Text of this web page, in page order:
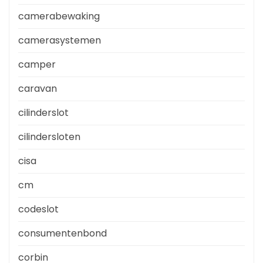
camerabewaking
camerasystemen
camper
caravan
cilinderslot
cilindersloten
cisa
cm
codeslot
consumentenbond
corbin